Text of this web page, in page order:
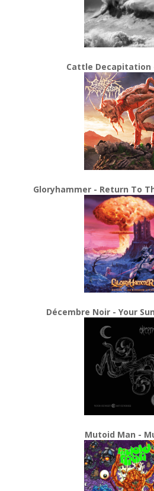
Cattle Decapitation
Gloryhammer - Return To
Décembre Noir - Your
Mutoid Man -